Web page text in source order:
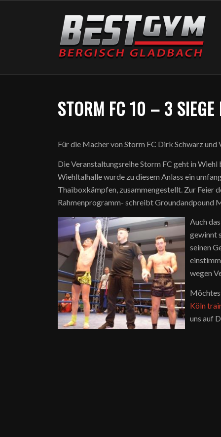
STORM FC 10 – 3 SIEGE
Für die Macher von Storm FC Dirk Schwarz und
Die Veranstaltungsreihe Storm FC geht in Wiehl
Wiehltalhalle wurde zu diesem Anlass ein
Thaiboxkämpfen, zusammengestellt. Zur Feier
Rahmenprogramm- schreibt Groundandpound
Auch
gewinnt
seinen
wegen
Köln
uns auf